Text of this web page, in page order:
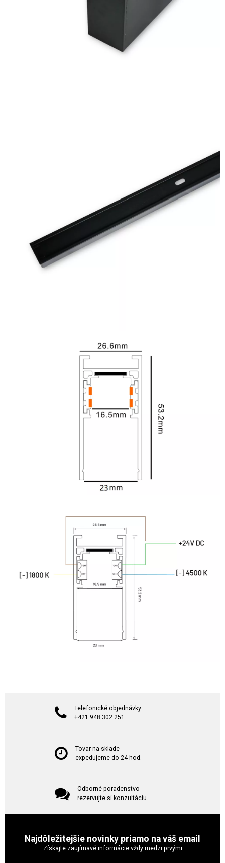
Telefonické objednávky
+421 948 302 251
Tovar na sklade
expedujeme do 24 hod.
Odborné poradenstvo
rezervujte si konzultáciu
Najdôležitejšie novinky priamo na váš email
Získajte zaujímavé informácie vždy medzi prvými